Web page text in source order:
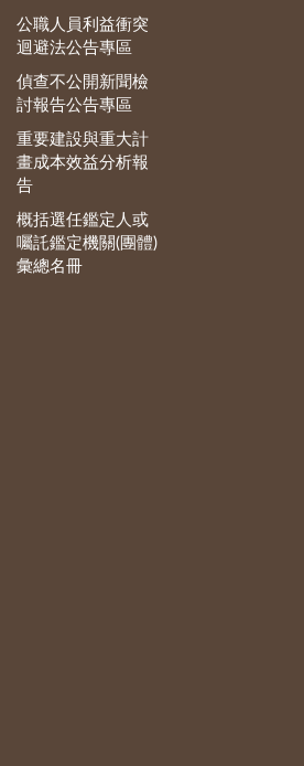
公職人員利益衝突
迴避法公告專區
偵查不公開新聞檢
討報告公告專區
重要建設與重大計
畫成本效益分析報
告
概括選任鑑定人或
囑託鑑定機關(團體)
彙總名冊